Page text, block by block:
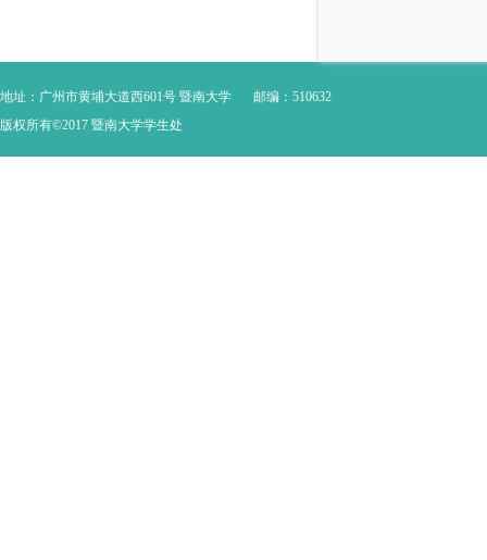
地址：广州市黄埔大道西601号 暨南大学
邮编：510632
版权所有©2017 暨南大学学生处